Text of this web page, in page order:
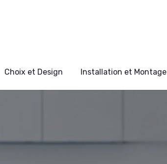
Choix et Design Installation et Montage